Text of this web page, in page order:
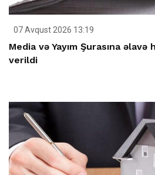
07 Avqust 2026 13:19
Media və Yayım Şurasına
verildi